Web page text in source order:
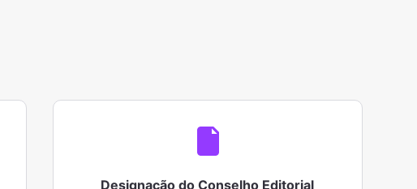
Designação do Conselho Editorial